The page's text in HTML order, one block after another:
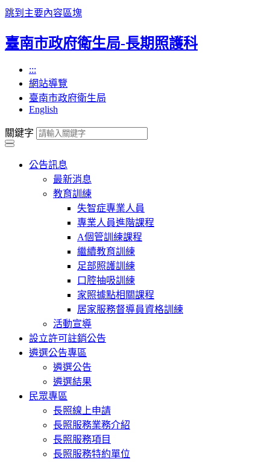
跳到主要內容區塊
臺南市政府衛生局-長期照護科
:::
網站導覽
臺南市政府衛生局
English
關鍵字
公告訊息
最新消息
教育訓練
失智症專業人員
專業人員進階課程
A個管訓練課程
繼續教育訓練
足部照護訓練
口腔抽吸訓練
家照據點相關課程
居家服務督導員資格訓練
活動宣導
設立許可註銷公告
遴選公告專區
遴選公告
遴選結果
民眾專區
長照線上申請
長照服務業務介紹
長照服務項目
長照服務特約單位